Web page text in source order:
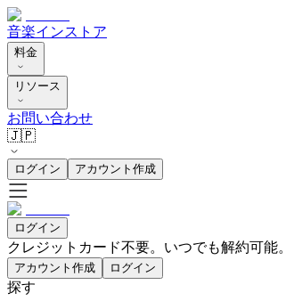
音楽インストア
料金
リソース
お問い合わせ
🇯🇵
ログイン アカウント作成
ログイン
クレジットカード不要。いつでも解約可能。
アカウント作成 ログイン
探す